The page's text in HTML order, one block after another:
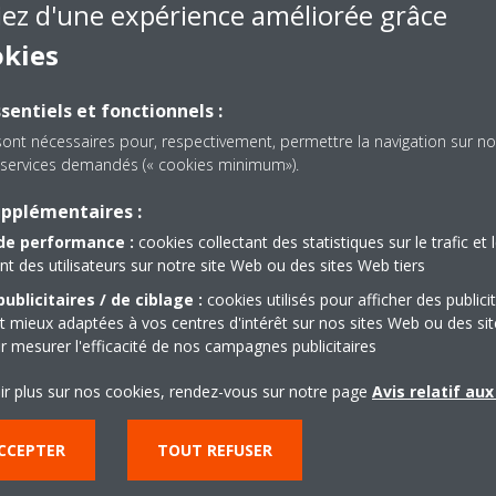
service après-vente. La société, qui compte déjà 100 usines et
également l'ouverture de sites supplémentaires dans la région
les gouvernements réduisent actuellement les subventions pour
désormais vers les produits éco-énergétiques et que les
mises en œuvre par la société pour se positionner en tant
à l'acquisition du fabricant italien de systèmes de
AHT Cooling Systems GmbH, fabricant européen de vitrines
société a connu une forte augmentation de la demande relative aux
par ses plans d'expansion pour les EAU, le RAU et l'Égypte. La
et emploie désormais 400 personnes, contre 10 initialement. »
d'une expérience améliorée grâce
et fonctionnels :
nécessaires pour, respectivement, permettre la navigation sur
demandés (« cookies minimum»).
:
performance : cookies collectant des statistiques sur le trafic et
des utilisateurs sur notre site Web ou des sites Web tiers
/ de ciblage : cookies utilisés pour afficher des
mieux adaptées à vos centres d'intérêt sur nos sites Web ou des
mesurer l'efficacité de nos campagnes publicitaires
plus sur nos cookies, rendez-vous sur notre page Avis relatif
TOUT REFUSER